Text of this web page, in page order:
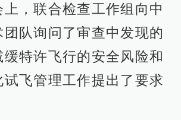
，联合检查工作组向中
团队询问了审查中发现的
缓特许飞行的安全风险和
飞管理工作提出了要求